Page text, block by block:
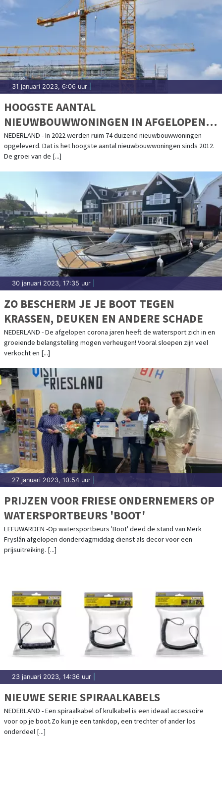
31 januari 2023, 6:06 uur
HOOGSTE AANTAL
NIEUWBOUWWONINGEN IN AFGELOPEN
DECENNIUM
NEDERLAND - In 2022 werden ruim 74 duizend nieuwbouwwoningen
opgeleverd. Dat is het hoogste aantal nieuwbouwwoningen sinds 2012.
De groei van de [...]
30 januari 2023, 17:35 uur
ZO BESCHERM JE JE BOOT TEGEN
KRASSEN, DEUKEN EN ANDERE SCHADE
NEDERLAND - De afgelopen corona jaren heeft de watersport zich in en
groeiende belangstelling mogen verheugen! Vooral sloepen zijn veel
verkocht en [...]
27 januari 2023, 10:54 uur
PRIJZEN VOOR FRIESE ONDERNEMERS OP
WATERSPORTBEURS 'BOOT'
LEEUWARDEN -Op watersportbeurs 'Boot' deed de stand van Merk
Fryslân afgelopen donderdagmiddag dienst als decor voor een
prijsuitreiking. [...]
23 januari 2023, 14:36 uur
NIEUWE SERIE SPIRAALKABELS
NEDERLAND - Een spiraalkabel of krulkabel is een ideaal accessoire
voor op je boot.Zo kun je een tankdop, een trechter of ander los
onderdeel [...]